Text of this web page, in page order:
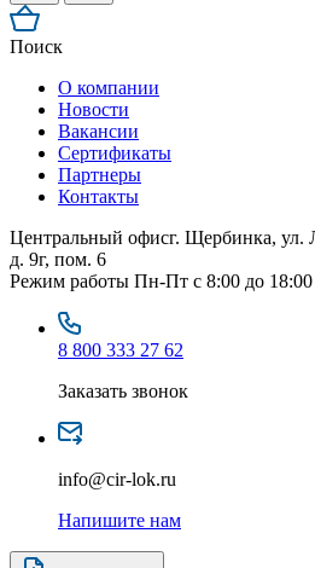
Поиск
О компании
Новости
Вакансии
Сертификаты
Партнеры
Контакты
Центральный офисг. Щербинка, ул.
д. 9г, пом. 6
Режим работы Пн-Пт с 8:00 до 18:00
8 800 333 27 62
Заказать звонок
info@cir-lok.ru
Напишите нам